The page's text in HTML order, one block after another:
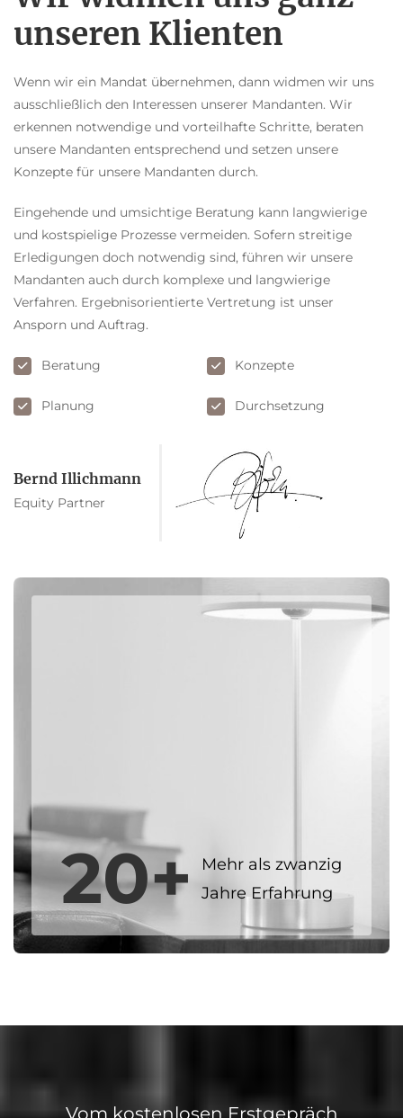
unseren Klienten
Wenn wir ein Mandat übernehmen, dann widmen wir uns
ausschließlich den Interessen unserer Mandanten. Wir
erkennen notwendige und vorteilhafte Schritte, beraten
unsere Mandanten entsprechend und setzen unsere
Konzepte für unsere Mandanten durch.
Eingehende und umsichtige Beratung kann langwierige
und kostspielige Prozesse vermeiden. Sofern streitige
Erledigungen doch notwendig sind, führen wir unsere
Mandanten auch durch komplexe und langwierige
Verfahren. Ergebnisorientierte Vertretung ist unser
Ansporn und Auftrag.
Beratung
Planung
Konzepte
Durchsetzung
Bernd Illichmann
Equity Partner
20+
Mehr als zwanzig
Jahre Erfahrung
Vom kostenlosen Erstgepräch